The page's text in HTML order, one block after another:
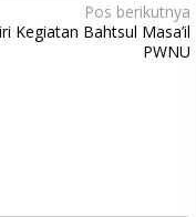
Pos berikutnya
Kegiatan Bahtsul Masa’il
PWNU